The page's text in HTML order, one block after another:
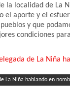
la localidad de La
el aporte y el
y que
condiciones
La Niña hablando en